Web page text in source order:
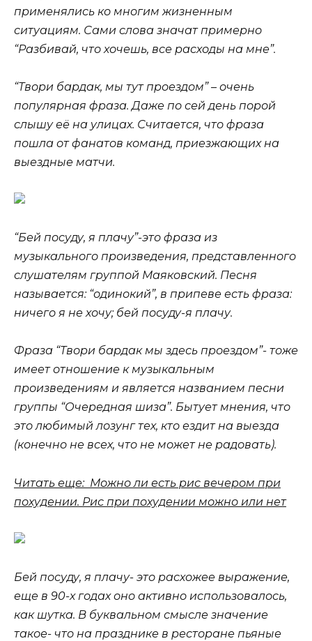
применялись ко многим жизненным
ситуациям. Сами слова значат примерно
“Разбивай, что хочешь, все расходы на мне”.
“Твори бардак, мы тут проездом” – очень
популярная фраза. Даже по сей день порой
слышу её на улицах. Считается, что фраза
пошла от фанатов команд, приезжающих на
выездные матчи.
“Бей посуду, я плачу”-это фраза из
музыкального произведения, представленного
слушателям группой Маяковский. Песня
называется: “одинокий”, в припеве есть фраза:
ничего я не хочу; бей посуду-я плачу.
Фраза “Твори бардак мы здесь проездом”- тоже
имеет отношение к музыкальным
произведениям и является названием песни
группы “Очередная шиза”. Бытует мнения, что
это любимый лозунг тех, кто ездит на выезда
(конечно не всех, что не может не радовать).
Читать еще: Можно ли есть рис вечером при
похудении. Рис при похудении можно или нет
Бей посуду, я плачу- это расхожее выражение,
еще в 90-х годах оно активно использовалось,
как шутка. В буквальном смысле значение
такое- что на празднике в ресторане пьяные